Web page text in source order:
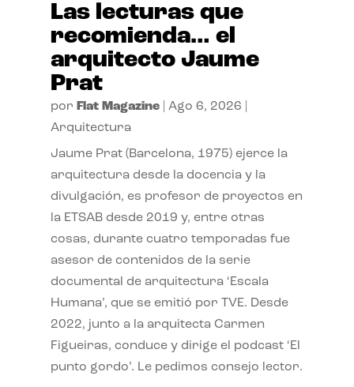
Las lecturas que
recomienda… el
arquitecto Jaume
Prat
por Flat Magazine| Ago 6, 2026
Arquitectura
Jaume Prat (Barcelona, 1975) ejerce la
arquitectura desde la docencia y la
divulgación, es profesor de proyectos en
la ETSAB desde 2019 y, entre otras
cosas, durante cuatro temporadas fue
asesor de contenidos de la serie
documental de arquitectura ‘Escala
Humana’, que se emitió por TVE. Desde
2022, junto a la arquitecta Carmen
Figueiras, conduce y dirige el podcast ‘El
punto gordo’. Le pedimos consejo lector.